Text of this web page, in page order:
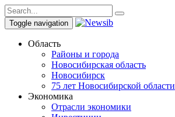
Toggle navigation
Область
Районы и города
Новосибирская область
Новосибирск
75 лет Новосибирской области
Экономика
Отрасли экономики